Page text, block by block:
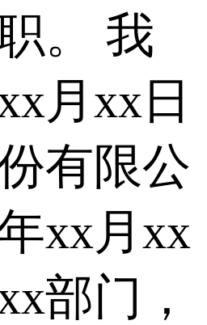
。 我
月xx日
有限公
xx月xx
部门，